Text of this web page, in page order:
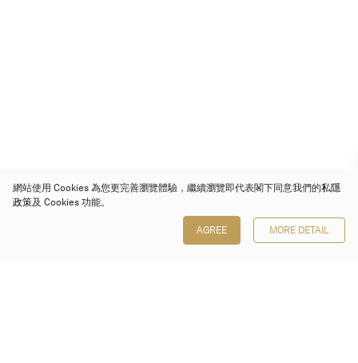
網站使用 Cookies 為您更完善瀏覽體驗，繼續瀏覽即代表閣下同意我們的私隱
政策及 Cookies 功能。
AGREE MORE DETAIL